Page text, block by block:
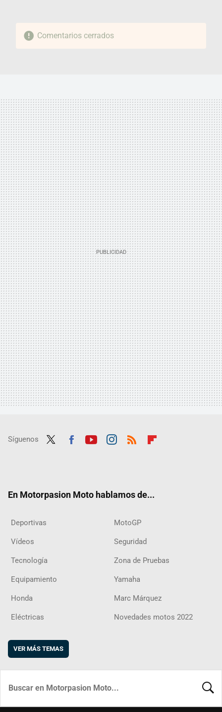
Comentarios cerrados
Síguenos
En Motorpasion Moto hablamos de...
Deportivas MotoGP
Vídeos Seguridad
Tecnología Zona de Pruebas
Equipamiento Yamaha
Honda Marc Márquez
Eléctricas Novedades motos 2022
VER MÁS TEMAS